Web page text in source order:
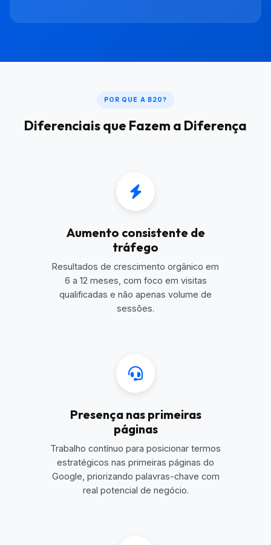
POR QUE A B20?
Diferenciais que Fazem a Diferença
Aumento consistente de
tráfego
Resultados de crescimento orgânico em
6 a 12 meses, com foco em visitas
qualificadas e não apenas volume de
sessões.
Presença nas primeiras
páginas
Trabalho contínuo para posicionar termos
estratégicos nas primeiras páginas do
Google, priorizando palavras-chave com
real potencial de negócio.